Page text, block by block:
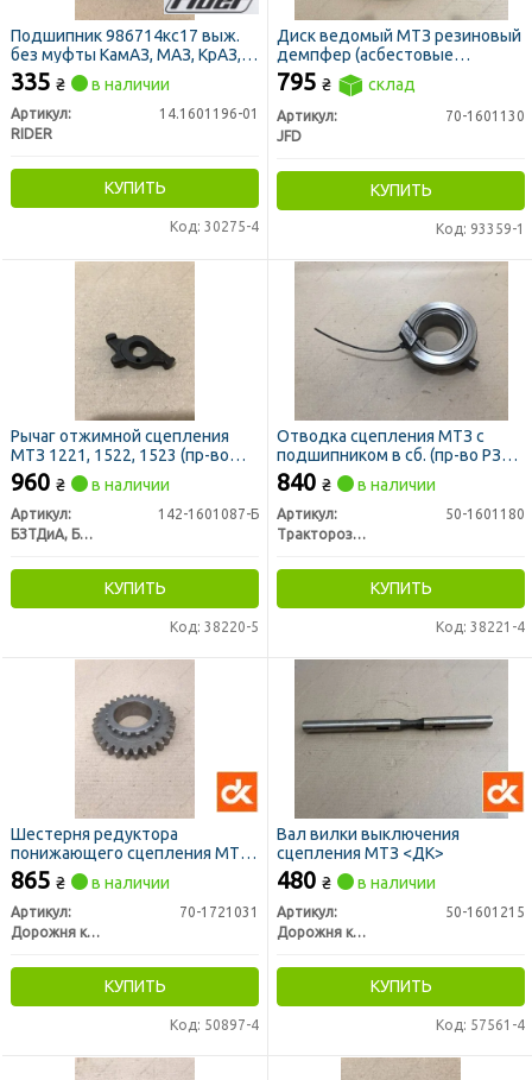
Подшипник 986714кс17 выж.
без муфты КамАЗ, МАЗ, КрАЗ,
МТЗ, УРАЛ (RIDER)
335 ₴ в наличии
Артикул:
14.1601196-01
RIDER
КУПИТЬ
Код: 30275-4
Диск ведомый МТЗ резиновый
демпфер (асбестовые
накладки) (пр-во JFD)
795 ₴ склад
Артикул:
70-1601130
JFD
КУПИТЬ
Код: 93359-1
Рычаг отжимной сцепления
МТЗ 1221, 1522, 1523 (пр-во
БЗТДиА)
960 ₴ в наличии
Артикул:
142-1601087-Б
БЗТДиА, Беларусь
КУПИТЬ
Код: 38220-5
Отводка сцепления МТЗ с
подшипником в сб. (пр-во РЗТ
г. Ромны)
840 ₴ в наличии
Артикул:
50-1601180
Тракторозапчасть г. Ромны
КУПИТЬ
Код: 38221-4
Шестерня редуктора
понижающего сцепления МТЗ
(z=20/30) (ДК)
865 ₴ в наличии
Артикул:
70-1721031
Дорожня карта
КУПИТЬ
Код: 50897-4
Вал вилки выключения
сцепления МТЗ <ДК>
480 ₴ в наличии
Артикул:
50-1601215
Дорожня карта
КУПИТЬ
Код: 57561-4